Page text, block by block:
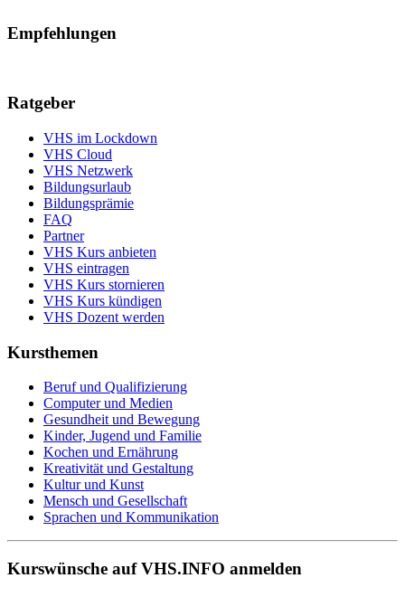
Empfehlungen
Ratgeber
VHS im Lockdown
VHS Cloud
VHS Netzwerk
Bildungsurlaub
Bildungsprämie
FAQ
Partner
VHS Kurs anbieten
VHS eintragen
VHS Kurs stornieren
VHS Kurs kündigen
VHS Dozent werden
Kursthemen
Beruf und Qualifizierung
Computer und Medien
Gesundheit und Bewegung
Kinder, Jugend und Familie
Kochen und Ernährung
Kreativität und Gestaltung
Kultur und Kunst
Mensch und Gesellschaft
Sprachen und Kommunikation
Kurswünsche auf VHS.INFO anmelden